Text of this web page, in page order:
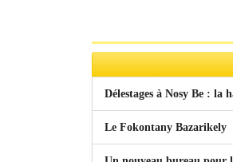
Délestages à Nosy Be :
Le Fokontany Bazarikely